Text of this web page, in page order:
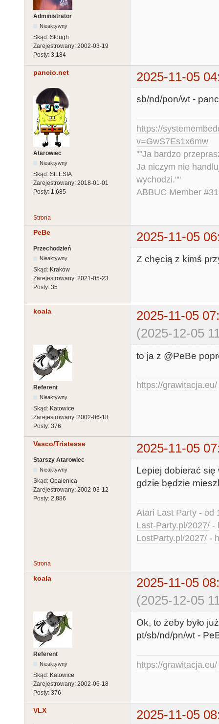
Administrator
Nieaktywny
Skąd: Slough
Zarejestrowany: 2002-03-19
Posty: 3,184
pancio.net 2025-11-05
Atarowiec
Nieaktywny
Skąd: SILESIA
Zarejestrowany: 2018-01-01
Posty: 1,685
sb/nd/pon/wt -
https://
v=GwS7Es1x6mw
""Ja bardzo
Ja niczym nie
wychodzi.""
ABBUC Member
Strona
PeBe 2025-11-05
Przechodzień
Nieaktywny
Skąd: Kraków
Zarejestrowany: 2021-05-23
Posty: 35
Z chęcią z kimś
koala
2025-11-05
(2025-12-05
Referent
Nieaktywny
Skąd: Katowice
Zarejestrowany: 2002-06-18
Posty: 376
to ja z @PeBe
https://grawitacja.eu/
Vasco/Tristesse 2025-11-05
Starszy Atarowiec
Nieaktywny
Skąd: Opalenica
Zarejestrowany: 2002-03-12
Posty: 2,886
Lepiej dobierać się
gdzie będzie
Atari Last Party - od
Last-Party.pl/2027/ -
LostParty.pl/2027/ -
Strona
koala
2025-11-05
(2025-12-05
Referent
Nieaktywny
Skąd: Katowice
Zarejestrowany: 2002-06-18
Posty: 376
Ok, to żeby było
pt/sb/nd/pn/wt -
https://grawitacja.eu/
VLX 2025-11-05